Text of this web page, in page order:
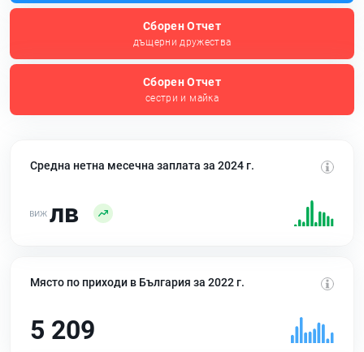
Сборен Отчет
дъщерни дружества
Сборен Отчет
сестри и майка
Средна нетна месечна заплата за 2024 г.
лв
Място по приходи в България за 2022 г.
5 209